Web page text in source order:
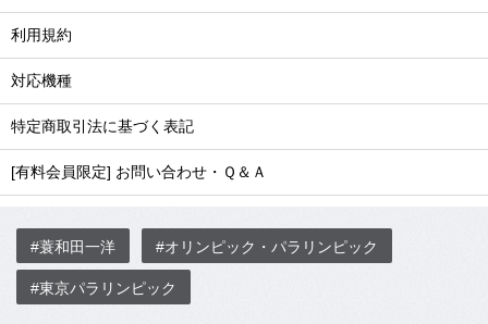
利用規約
対応機種
特定商取引法に基づく表記
[有料会員限定] お問い合わせ・Ｑ＆Ａ
#蓑和田一洋 #オリンピック・パラリンピック
#東京パラリンピック